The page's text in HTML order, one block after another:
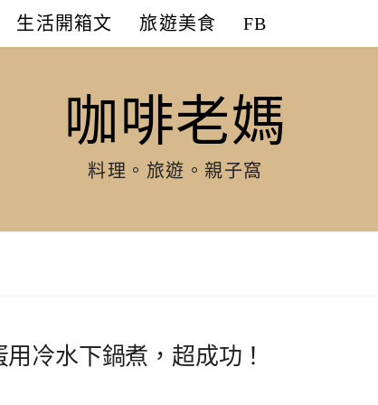
生活開箱文 旅遊美食 FB
咖啡老媽
料理。旅遊。親子窩
冷水下鍋煮，超成功！